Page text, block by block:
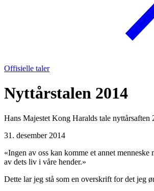
Offisielle taler
Nyttårstalen 2014
Hans Majestet Kong Haralds tale nyttårsaften
31. desember 2014
«Ingen av oss kan komme et annet menneske
av dets liv i våre hender.»
Dette lar jeg stå som en overskrift for det jeg